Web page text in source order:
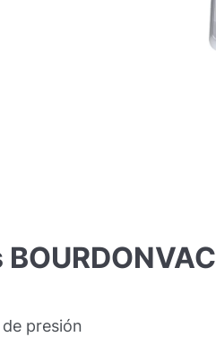
BOURDONVAC
presión